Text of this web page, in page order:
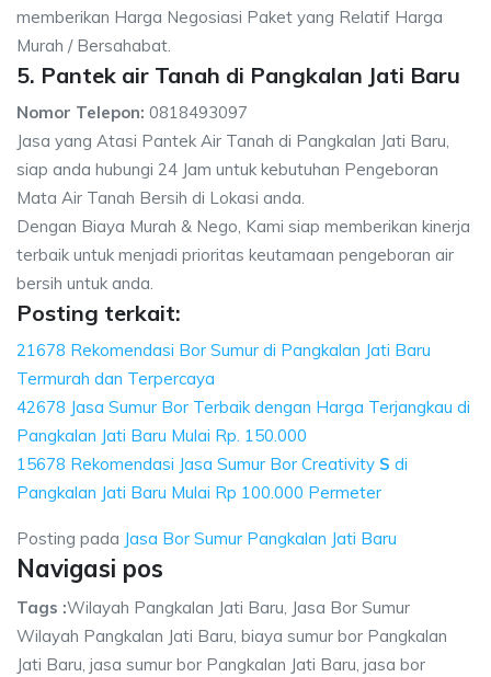
memberikan Harga Negosiasi Paket yang Relatif Harga
Murah / Bersahabat.
5. Pantek air Tanah di Pangkalan Jati Baru
Nomor Telepon: 0818493097
Jasa yang Atasi Pantek Air Tanah di Pangkalan Jati Baru,
siap anda hubungi 24 Jam untuk kebutuhan Pengeboran
Mata Air Tanah Bersih di Lokasi anda.
Dengan Biaya Murah & Nego, Kami siap memberikan kinerja
terbaik untuk menjadi prioritas keutamaan pengeboran air
bersih untuk anda.
Posting terkait:
21678 Rekomendasi Bor Sumur di Pangkalan Jati Baru
Termurah dan Terpercaya
42678 Jasa Sumur Bor Terbaik dengan Harga Terjangkau di
Pangkalan Jati Baru Mulai Rp. 150.000
15678 Rekomendasi Jasa Sumur Bor Creativity S di
Pangkalan Jati Baru Mulai Rp 100.000 Permeter
Posting pada Jasa Bor Sumur Pangkalan Jati Baru
Navigasi pos
Tags :Wilayah Pangkalan Jati Baru, Jasa Bor Sumur
Wilayah Pangkalan Jati Baru, biaya sumur bor Pangkalan
Jati Baru, jasa sumur bor Pangkalan Jati Baru, jasa bor